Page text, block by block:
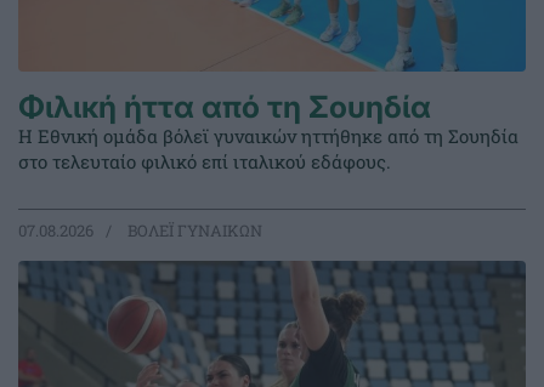
Φιλική ήττα από τη Σουηδία
Η Εθνική ομάδα βόλεϊ γυναικών ηττήθηκε από τη Σουηδία
στο τελευταίο φιλικό επί ιταλικού εδάφους.
07.08.2026 ΒΟΛΕΪ ΓΥΝΑΙΚΩΝ